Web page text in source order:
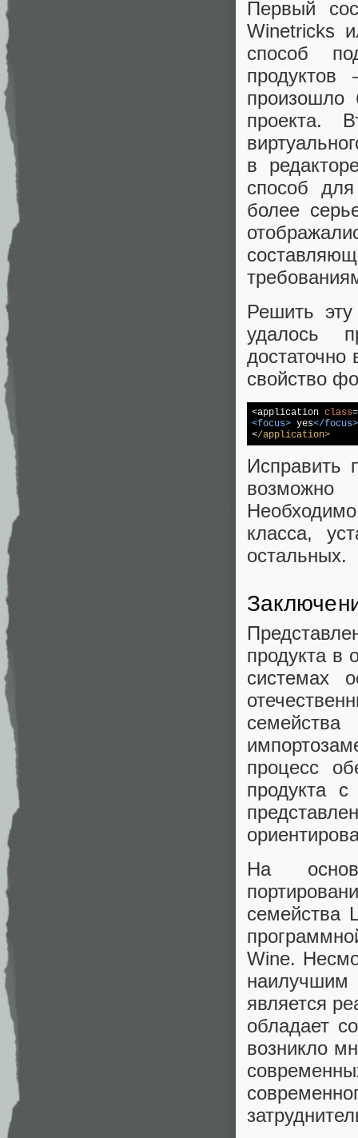
Первый
Winetricks
способ
произошло
проекта.
в
способ
более
Решить
удалось
свойство
<application class=
<focus> yes</focus>
</application>
Исправить
класса,
остальных.
продукта в
системах
процесс
продукта
На
семейства
Wine.
является
обладает
возникло